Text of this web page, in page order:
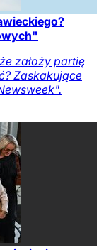
założy partię
Zaskakujące